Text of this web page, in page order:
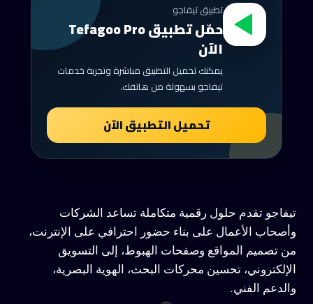
تطبيق تيفاجو
حمّل تطبيق Tefagoo Pro
الآن
يمكنك تحميل التطبيق مباشرة وتجربة خدمات
تيفاجو بسهولة من هاتفك.
تحميل التطبيق الآن
تيفاجو تقدم حلول رقمية متكاملة تساعد الشركات
وأصحاب الأعمال على بناء حضور احترافي على الإنترنت،
من تصميم المواقع وصفحات الهبوط، إلى التسويق
الإلكتروني، تحسين محركات البحث، الهوية البصرية،
والدعم الفني.